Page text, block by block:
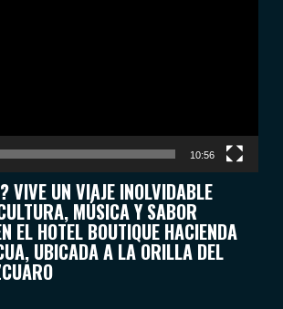
10:56
VIVE UN VIAJE INOLVIDABLE
MÚSICA Y SABOR
EL HOTEL BOUTIQUE HACIENDA
UBICADA A LA ORILLA DEL